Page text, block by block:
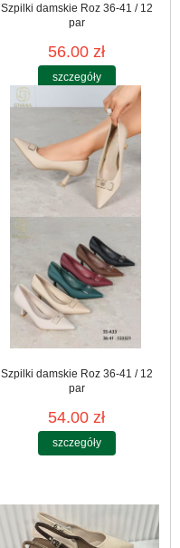
Szpilki damskie Roz 36-41 / 12
par
56.00 zł
szczegóły
Szpilki damskie Roz 36-41 / 12
par
54.00 zł
szczegóły